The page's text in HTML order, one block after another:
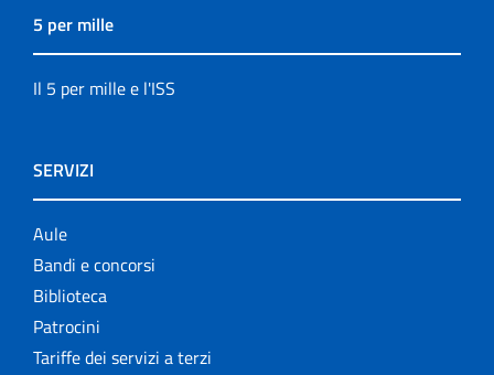
5 per mille
Il 5 per mille e l'ISS
SERVIZI
Aule
Bandi e concorsi
Biblioteca
Patrocini
Tariffe dei servizi a terzi